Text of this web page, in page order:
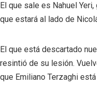
El que sale es Nahuel
que estará al lado de
El que está descartado
resintió de su lesión.
que Emiliano Terzaghi